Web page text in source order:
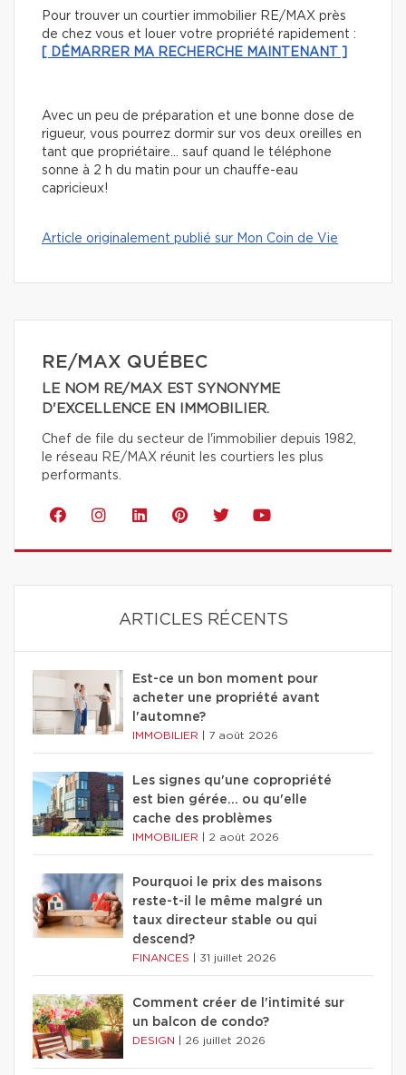
Pour trouver un courtier immobilier RE/MAX près
de chez vous et louer votre propriété rapidement :
[ DÉMARRER MA RECHERCHE MAINTENANT ]
Avec un peu de préparation et une bonne dose de
rigueur, vous pourrez dormir sur vos deux oreilles en
tant que propriétaire… sauf quand le téléphone
sonne à 2 h du matin pour un chauffe-eau
capricieux!
Article originalement publié sur Mon Coin de Vie
RE/MAX QUÉBEC
LE NOM RE/MAX EST SYNONYME
D'EXCELLENCE EN IMMOBILIER.
Chef de file du secteur de l'immobilier depuis 1982,
le réseau RE/MAX réunit les courtiers les plus
performants.
ARTICLES RÉCENTS
Est-ce un bon moment pour
acheter une propriété avant
l'automne?
IMMOBILIER 7 août 2026
Les signes qu'une copropriété
est bien gérée… ou qu'elle
cache des problèmes
IMMOBILIER 2 août 2026
Pourquoi le prix des maisons
reste-t-il le même malgré un
taux directeur stable ou qui
descend?
FINANCES 31 juillet 2026
Comment créer de l'intimité sur
un balcon de condo?
DESIGN 26 juillet 2026